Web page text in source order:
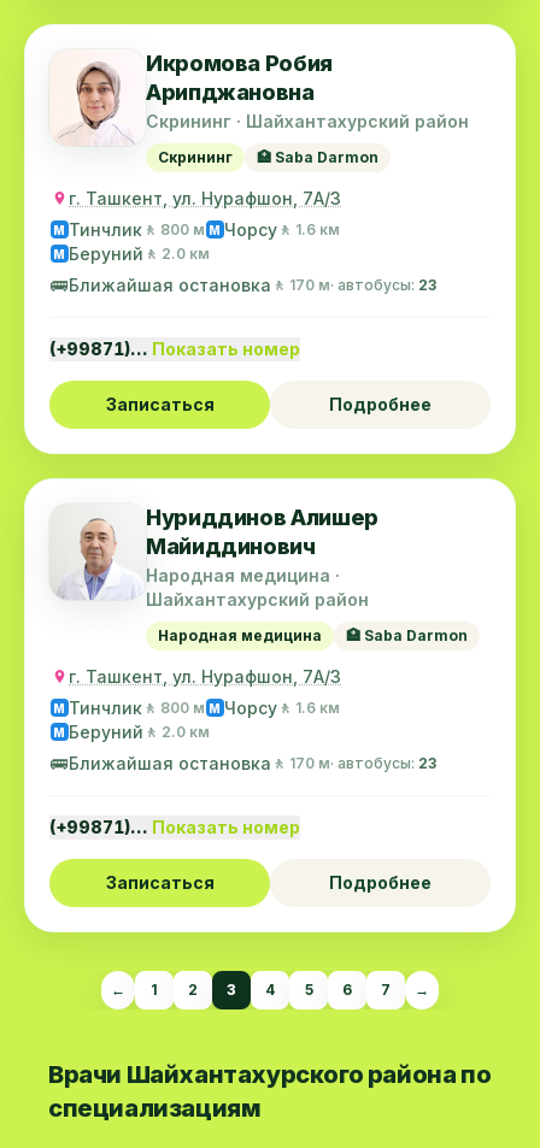
Икромова Робия
Арипджановна
Скрининг · Шайхантахурский район
Скрининг 🏥 Saba Darmon
г. Ташкент, ул. Нурафшон, 7А/3
M Тинчлик 🚶 800 м M Чорсу 🚶 1.6 км
M Беруний 🚶 2.0 км
🚌Ближайшая остановка 🚶 170 м· автобусы: 23
(+99871)… Показать номер
Записаться Подробнее
Нуриддинов Алишер
Майиддинович
Народная медицина ·
Шайхантахурский район
Народная медицина 🏥 Saba Darmon
г. Ташкент, ул. Нурафшон, 7А/3
M Тинчлик 🚶 800 м M Чорсу 🚶 1.6 км
M Беруний 🚶 2.0 км
🚌Ближайшая остановка 🚶 170 м· автобусы: 23
(+99871)… Показать номер
Записаться Подробнее
← 1 2 3 4 5 6 7 →
Врачи Шайхантахурского района по
специализациям